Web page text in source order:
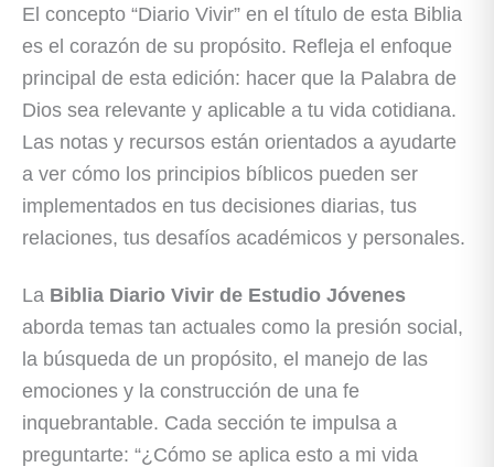
El concepto “Diario Vivir” en el título de esta Biblia
es el corazón de su propósito. Refleja el enfoque
principal de esta edición: hacer que la Palabra de
Dios sea relevante y aplicable a tu vida cotidiana.
Las notas y recursos están orientados a ayudarte
a ver cómo los principios bíblicos pueden ser
implementados en tus decisiones diarias, tus
relaciones, tus desafíos académicos y personales.
La Biblia Diario Vivir de Estudio Jóvenes
aborda temas tan actuales como la presión social,
la búsqueda de un propósito, el manejo de las
emociones y la construcción de una fe
inquebrantable. Cada sección te impulsa a
preguntarte: “¿Cómo se aplica esto a mi vida